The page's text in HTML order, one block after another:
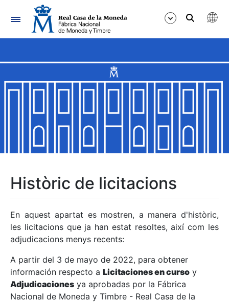
Navegació
Mostra/Amaga
Mostra/Amaga
Mostra/Amaga
Mostra/Amaga
Mostra/Amaga
Històric de licitacions
En aquest apartat es mostren, a manera d'històric,
les licitacions que ja han estat resoltes, així com les
adjudicacions menys recents:
A partir del 3 de mayo de 2022, para obtener
información respecto a Licitaciones en curso y
Adjudicaciones ya aprobadas por la Fábrica
Nacional de Moneda y Timbre - Real Casa de la